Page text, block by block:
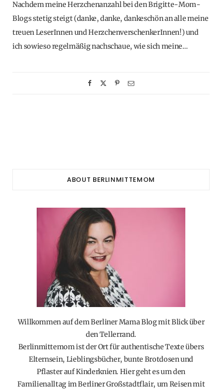
Nachdem meine Herzchenanzahl bei den Brigitte-Mom-
Blogs stetig steigt (danke, danke, dankeschön an alle meine
treuen LeserInnen und HerzchenverschenkerInnen!) und
ich sowieso regelmäßig nachschaue, wie sich meine…
ABOUT BERLINMITTEMOM
Willkommen auf dem Berliner Mama Blog mit Blick über
den Tellerrand.
Berlinmittemom ist der Ort für authentische Texte übers
Elternsein, Lieblingsbücher, bunte Brotdosen und
Pflaster auf Kinderknien. Hier geht es um den
Familienalltag im Berliner Großstadtflair, um Reisen mit